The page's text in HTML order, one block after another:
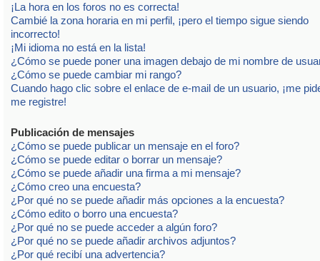
¡La hora en los foros no es correcta!
Cambié la zona horaria en mi perfil, ¡pero el tiempo sigue siendo
incorrecto!
¡Mi idioma no está en la lista!
¿Cómo se puede poner una imagen debajo de mi nombre de
¿Cómo se puede cambiar mi rango?
Cuando hago clic sobre el enlace de e-mail de un usuario, ¡me
me registre!
Publicación de mensajes
¿Cómo se puede publicar un mensaje en el foro?
¿Cómo se puede editar o borrar un mensaje?
¿Cómo se puede añadir una firma a mi mensaje?
¿Cómo creo una encuesta?
¿Por qué no se puede añadir más opciones a la encuesta?
¿Cómo edito o borro una encuesta?
¿Por qué no se puede acceder a algún foro?
¿Por qué no se puede añadir archivos adjuntos?
¿Por qué recibí una advertencia?